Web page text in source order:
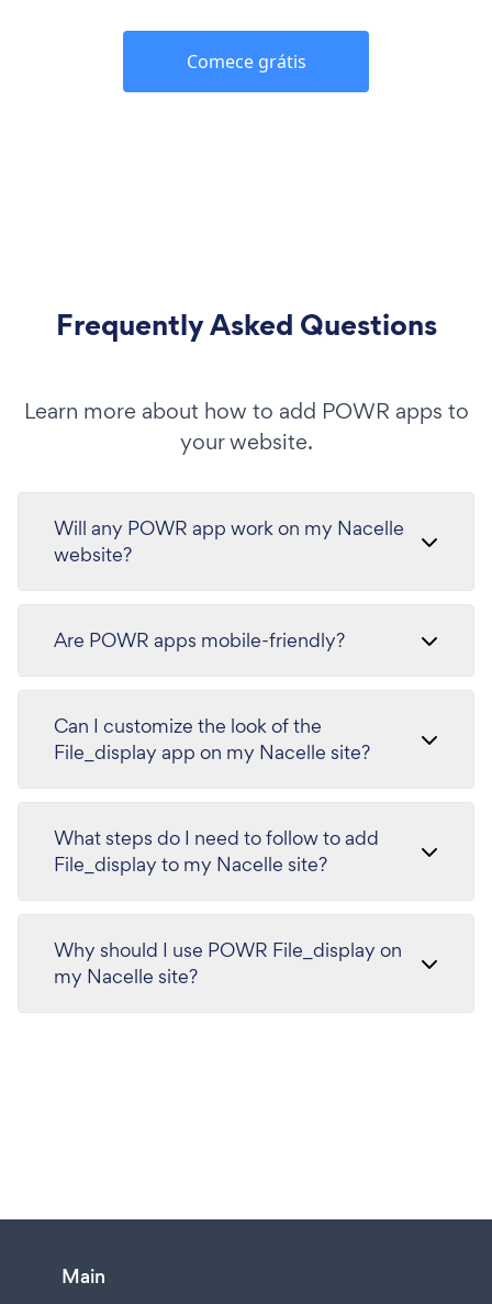
Comece grátis
Frequently Asked Questions
Learn more about how to add POWR apps to
your website.
Will any POWR app work on my Nacelle
website?
Are POWR apps mobile-friendly?
Can I customize the look of the
File_display app on my Nacelle site?
What steps do I need to follow to add
File_display to my Nacelle site?
Why should I use POWR File_display on
my Nacelle site?
Main